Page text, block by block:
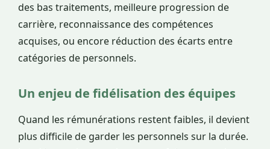
des bas traitements, meilleure progression de
carrière, reconnaissance des compétences
acquises, ou encore réduction des écarts entre
catégories de personnels.
Un enjeu de fidélisation des équipes
Quand les rémunérations restent faibles, il devient
plus difficile de garder les personnels sur la durée.